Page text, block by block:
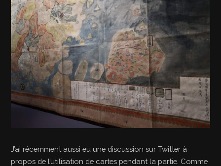
J’ai récemment aussi eu une discussion sur Twitter à
propos de l’utilisation de cartes pendant la partie. Comme